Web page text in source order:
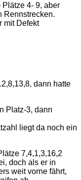
4- 9, aber
Rennstrecken.
mit Defekt
dann hatte
Platz-3, dann
liegt da noch ein
7,4,1,3,16,2
doch als er in
weit vorne fährt,